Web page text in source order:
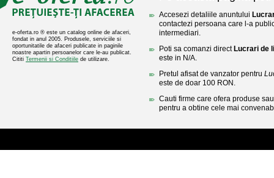
e-oferta.ro ® este un catalog online de afaceri,
fondat in anul 2005. Produsele, serviciile si
oportunitatile de afaceri publicate in paginile
noastre apartin persoanelor care le-au publicat.
Cititi Termenii si Conditiile de utilizare.
Accesezi detaliile anuntului
contactezi persoana care l-a
intermediari.
Poti sa comanzi direct Lucrari de
este in N/A.
Pretul afisat de vanzator pentru
este de doar 100 RON.
Cauti firme care ofera produse
pentru a obtine cele mai